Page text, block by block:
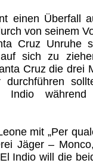
einen Überfall
von seinem
Cruz Unruhe
sich zu
Cruz die drei
durchführen
während
mit „Per
Jäger –
Indio will die